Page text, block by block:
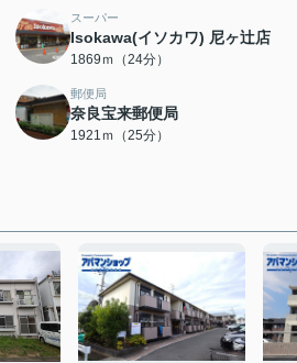
スーパー
Isokawa(イソカワ) 尼ヶ辻店
1869ｍ（24分）
郵便局
奈良宝来郵便局
1921ｍ（25分）